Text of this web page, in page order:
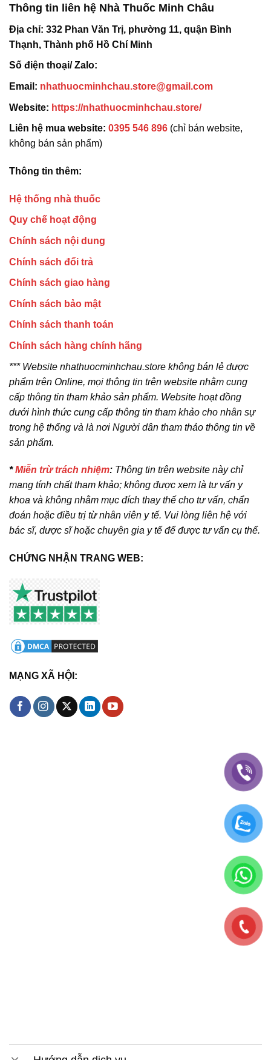
Thông tin liên hệ Nhà Thuốc Minh Châu
Địa chỉ: 332 Phan Văn Trị, phường 11, quận Bình
Thạnh, Thành phố Hồ Chí Minh
Số điện thoại/ Zalo:
Email: nhathuocminhchau.store@gmail.com
Website: https://nhathuocminhchau.store/
Liên hệ mua website: 0395 546 896 (chỉ bán website,
không bán sản phẩm)
Thông tin thêm:
Hệ thống nhà thuốc
Quy chế hoạt động
Chính sách nội dung
Chính sách đổi trả
Chính sách giao hàng
Chính sách bảo mật
Chính sách thanh toán
Chính sách hàng chính hãng
*** Website nhathuocminhchau.store không bán lẻ dược
phẩm trên Online, mọi thông tin trên website nhằm cung
cấp thông tin tham khảo sản phẩm. Website hoạt đồng
dưới hình thức cung cấp thông tin tham khảo cho nhân sự
trong hệ thống và là nơi Người dân tham thảo thông tin về
sản phẩm.
*Miễn trừ trách nhiệm: Thông tin trên website này chỉ
mang tính chất tham khảo; không được xem là tư vấn y
khoa và không nhằm mục đích thay thế cho tư vấn, chẩn
đoán hoặc điều trị từ nhân viên y tế. Vui lòng liên hệ với
bác sĩ, dược sĩ hoặc chuyên gia y tế để được tư vấn cụ thể.
CHỨNG NHẬN TRANG WEB:
MẠNG XÃ HỘI: